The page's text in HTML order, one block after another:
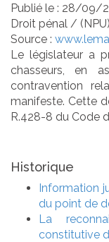
Publié le : 28/09/
Droit pénal /
Source :
Le législateur a
chasseurs, en
contravention
manifeste. Cette
R.428-8 du Code
Historique
Information
du point de
La
constitutive